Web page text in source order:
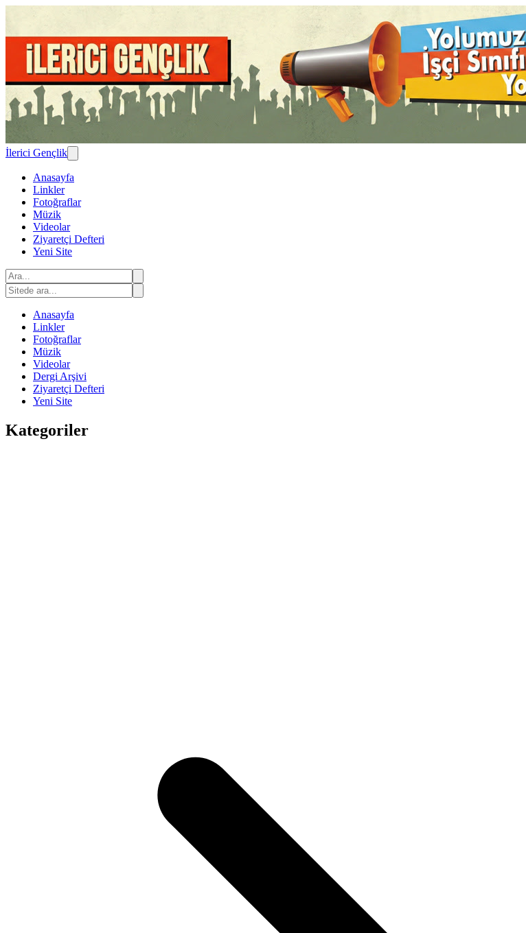
İlerici Gençlik
Anasayfa
Linkler
Fotoğraflar
Müzik
Videolar
Ziyaretçi Defteri
Yeni Site
Anasayfa
Linkler
Fotoğraflar
Müzik
Videolar
Dergi Arşivi
Ziyaretçi Defteri
Yeni Site
Kategoriler